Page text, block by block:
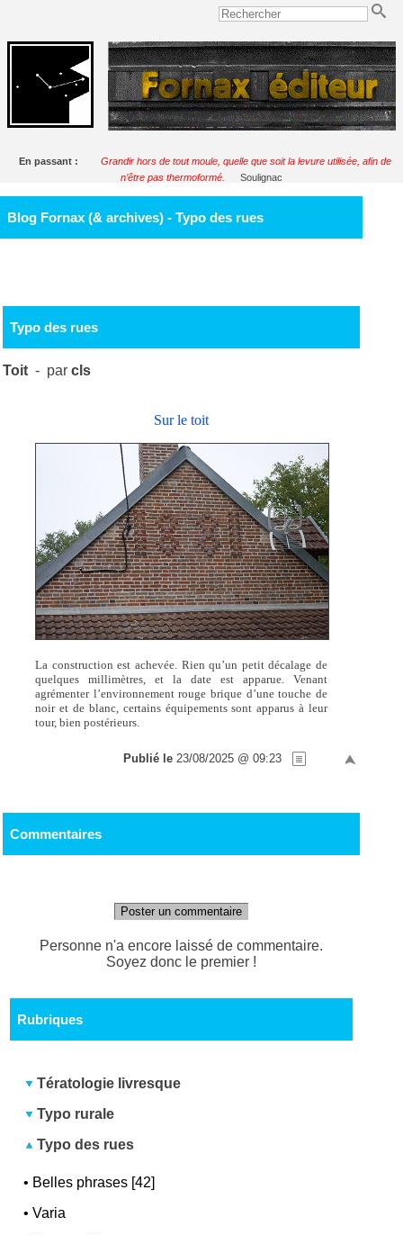
En passant :
Grandir hors de tout moule, quelle que soit la levure utilisée, afin de
n’être pas thermoformé.
Soulignac
Blog Fornax (& archives) - Typo des rues
Typo des rues
Toit - parcls
Sur le toit
La construction est achevée. Rien qu’un petit décalage de
quelques millimètres, et la date est apparue. Venant
agrémenter l’environnement rouge brique d’une touche de
noir et de blanc, certains équipements sont apparus à leur
tour, bien postérieurs.
Publié le 23/08/2025 @ 09:23
Commentaires
Poster un commentaire
Personne n'a encore laissé de commentaire.
Soyez donc le premier !
Rubriques
Tératologie livresque
Typo rurale
Typo des rues
• Belles phrases [42]
•Varia